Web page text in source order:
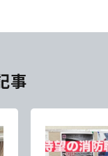
事